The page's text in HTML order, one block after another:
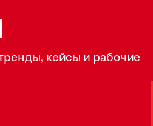
кейсы и рабочие